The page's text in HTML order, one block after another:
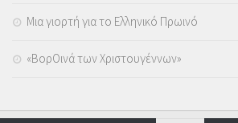
Μια γιορτή για το Ελληνικό Πρωινό
«ΒορΟινά των Χριστουγέννων»